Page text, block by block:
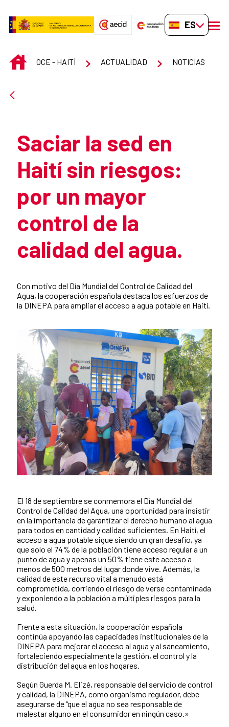
ES-ES
INICIOOCE - HAITÍ ACTUALIDAD NOTICIAS
Saciar la sed en
Haití sin riesgos:
por un mayor
control de la
calidad del agua.
Con motivo del Día Mundial del Control de Calidad del
Agua, la cooperación española destaca los esfuerzos de
la DINEPA para ampliar el acceso a agua potable en Haití.
Contenido de la noticia
El 18 de septiembre se conmemora el Día Mundial del
Control de Calidad del Agua, una oportunidad para insistir
en la importancia de garantizar el derecho humano al agua
para todos en cantidad y calidad suficientes. En Haití, el
acceso a agua potable sigue siendo un gran desafío, ya
que solo el 74% de la población tiene acceso regular a un
punto de agua y apenas un 50% tiene este acceso a
menos de 500 metros del lugar donde vive. Además, la
calidad de este recurso vital a menudo está
comprometida, corriendo el riesgo de verse contaminada
y exponiendo a la población a múltiples riesgos para la
salud.
Frente a esta situación, la cooperación española
continúa apoyando las capacidades institucionales de la
DINEPA para mejorar el acceso al agua y al saneamiento,
fortaleciendo especialmente la gestión, el control y la
distribución del agua en los hogares.
Según Guerda M. Elizé, responsable del servicio de control
y calidad, la DINEPA, como organismo regulador, debe
asegurarse de “que el agua no sea responsable de
malestar alguno en el consumidor en ningún caso.»